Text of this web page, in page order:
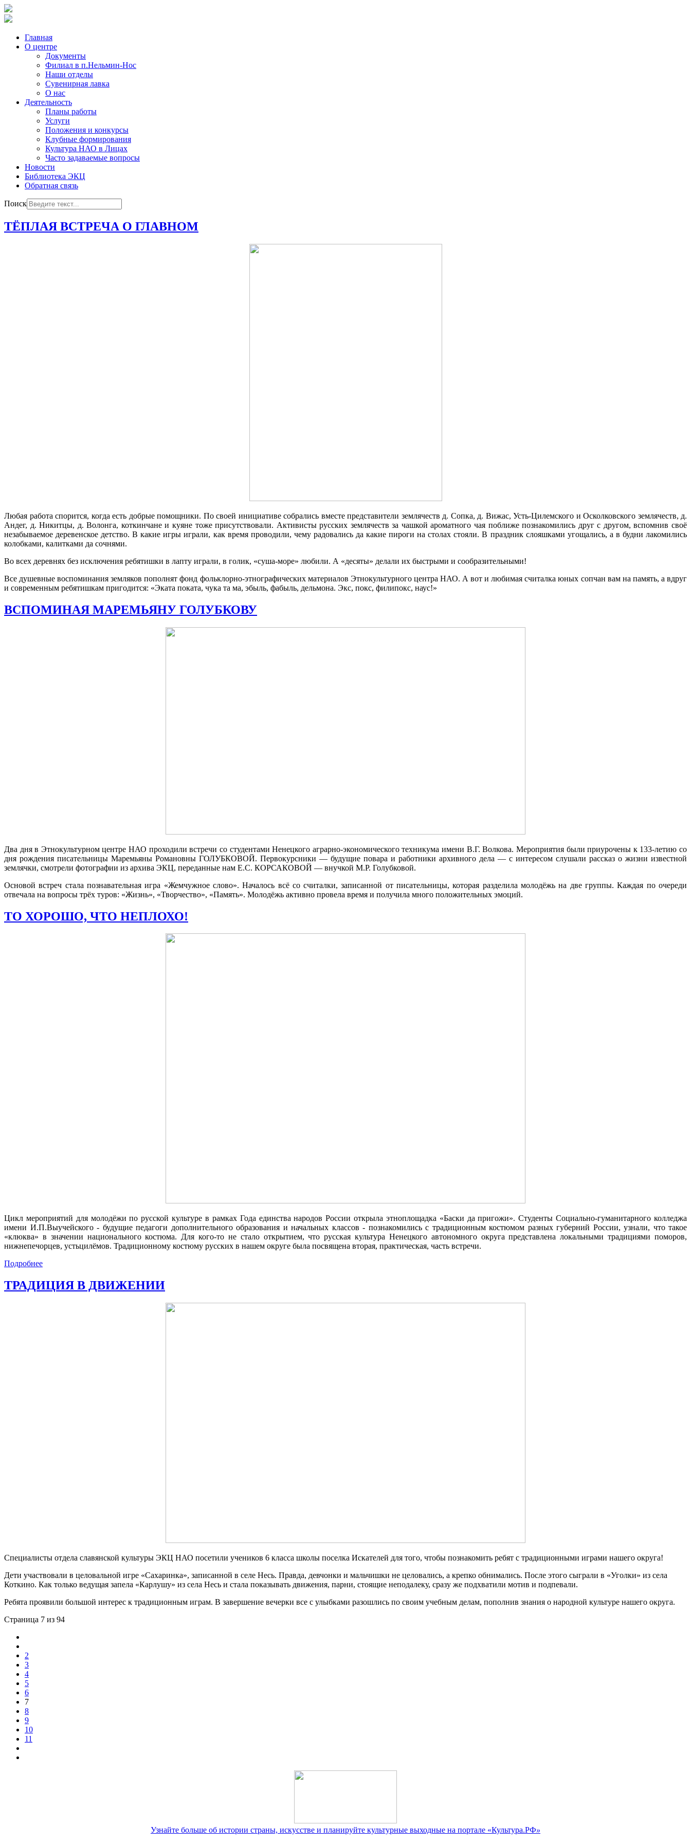
Главная
О центре
Документы
Филиал в п.Нельмин-Нос
Наши отделы
Сувенирная лавка
О нас
Деятельность
Планы работы
Услуги
Положения и конкурсы
Клубные формирования
Культура НАО в Лицах
Часто задаваемые вопросы
Новости
Библиотека ЭКЦ
Обратная связь
Поиск
ТЁПЛАЯ ВСТРЕЧА О ГЛАВНОМ
Любая работа спорится, когда есть добрые помощники. По своей инициативе собрались вместе представители землячеств д. Сопка, д. Вижас, Усть-Цилемского и Осколковского землячеств, д.
Андег, д. Никитцы, д. Волонга, коткинчане и куяне тоже присутствовали. Активисты русских землячеств за чашкой ароматного чая поближе познакомились друг с другом, вспомнив своё
незабываемое деревенское детство. В какие игры играли, как время проводили, чему радовались да какие пироги на столах стояли. В праздник слояшками угощались, а в будни лакомились
колобками, калитками да сочнями.
Во всех деревнях без исключения ребятишки в лапту играли, в голик, «суша-море» любили. А «десяты» делали их быстрыми и сообразительными!
Все душевные воспоминания земляков пополнят фонд фольклорно-этнографических материалов Этнокультурного центра НАО. А вот и любимая считалка юных сопчан вам на память, а вдруг
и современным ребятишкам пригодится: «Эката поката, чука та ма, эбыль, фабыль, дельмона. Экс, покс, филипокс, наус!»
ВСПОМИНАЯ МАРЕМЬЯНУ ГОЛУБКОВУ
Два дня в Этнокультурном центре НАО проходили встречи со студентами Ненецкого аграрно-экономического техникума имени В.Г. Волкова. Мероприятия были приурочены к 133-летию со
дня рождения писательницы Маремьяны Романовны ГОЛУБКОВОЙ. Первокурсники — будущие повара и работники архивного дела — с интересом слушали рассказ о жизни известной
землячки, смотрели фотографии из архива ЭКЦ, переданные нам Е.С. КОРСАКОВОЙ — внучкой М.Р. Голубковой.
Основой встреч стала познавательная игра «Жемчужное слово». Началось всё со считалки, записанной от писательницы, которая разделила молодёжь на две группы. Каждая по очереди
отвечала на вопросы трёх туров: «Жизнь», «Творчество», «Память». Молодёжь активно провела время и получила много положительных эмоций.
ТО ХОРОШО, ЧТО НЕПЛОХО!
Цикл мероприятий для молодёжи по русской культуре в рамках Года единства народов России открыла этноплощадка «Баски да пригожи». Студенты Социально-гуманитарного колледжа
имени И.П.Выучейского - будущие педагоги дополнительного образования и начальных классов - познакомились с традиционным костюмом разных губерний России, узнали, что такое
«клюква» в значении национального костюма. Для кого-то не стало открытием, что русская культура Ненецкого автономного округа представлена локальными традициями поморов,
нижнепечорцев, устьцилёмов. ​Традиционному костюму русских в нашем округе была посвящена вторая, практическая, часть встречи.
Подробнее
ТРАДИЦИЯ В ДВИЖЕНИИ
Специалисты отдела славянской культуры ЭКЦ НАО посетили учеников 6 класса школы поселка Искателей для того, чтобы познакомить ребят с традиционными играми нашего округа!
Дети участвовали в целовальной игре «Сахаринка», записанной в селе Несь. Правда, девчонки и мальчишки не целовались, а крепко обнимались. После этого сыграли в «Уголки» из села
Коткино. Как только ведущая запела «Карлушу» из села Несь и стала показывать движения, парни, стоящие неподалеку, сразу же подхватили мотив и подпевали.
Ребята проявили большой интерес к традиционным играм. В завершение вечерки все с улыбками разошлись по своим учебным делам, пополнив знания о народной культуре нашего округа.
Страница 7 из 94
2
3
4
5
6
7
8
9
10
11
Узнайте больше об истории страны, искусстве и планируйте культурные выходные на портале «Культура.РФ»